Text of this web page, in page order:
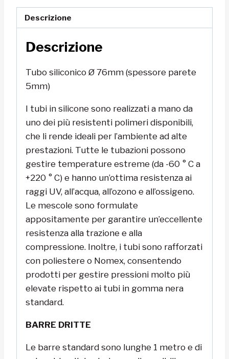
76mm
(spessore
parete
quantità
Descrizione
Descrizione
Tubo siliconico Ø 76mm (spessore parete
5mm)
I tubi in silicone sono realizzati a mano da
uno dei più resistenti polimeri disponibili,
che li rende ideali per l’ambiente ad alte
prestazioni. Tutte le tubazioni possono
gestire temperature estreme (da -60 ° C a
+220 ° C) e hanno un’ottima resistenza ai
raggi UV, all’acqua, all’ozono e all’ossigeno.
Le mescole sono formulate
appositamente per garantire un’eccellente
resistenza alla trazione e alla
compressione. Inoltre, i tubi sono rafforzati
con poliestere o Nomex, consentendo
prodotti per gestire pressioni molto più
elevate rispetto ai tubi in gomma nera
standard.
BARRE DRITTE
Le barre standard sono lunghe 1 metro e di